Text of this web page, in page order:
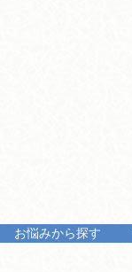
お悩みから探す